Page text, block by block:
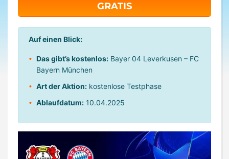
GRATIS
Auf einen Blick:
Das gibt’s kostenlos: Bayer 04 Leverkusen – FC
Bayern München
Art der Aktion: kostenlose Testphase
Ablaufdatum: 10.04.2025